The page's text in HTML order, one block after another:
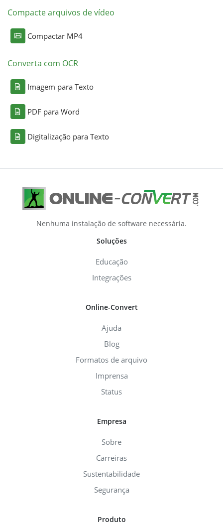
Compacte arquivos de vídeo
Compactar MP4
Converta com OCR
Imagem para Texto
PDF para Word
Digitalização para Texto
Nenhuma instalação de software necessária.
Soluções
Educação
Integrações
Online-Convert
Ajuda
Blog
Formatos de arquivo
Imprensa
Status
Empresa
Sobre
Carreiras
Sustentabilidade
Segurança
Produto